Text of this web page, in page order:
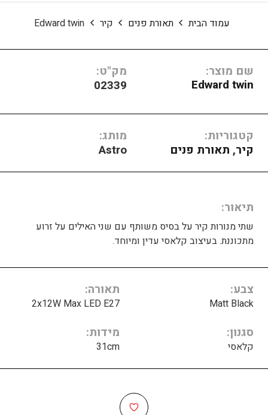
עמוד הבית תאורת פנים קיר Edward twin
שם מוצר:
Edward twin
מק"ט:
02339
קטגוריות:
קיר, תאורת פנים
מותג:
Astro
תיאור
שתי מנורות קיר על בסיס משותף עם שני האילים על זרוע
מתכוננת. בעיצוב קלאסי עדין ומיוחד.
צבע
Matt Black
תאורה
2x12W Max LED E27
סגנון
קלאסי
מידות
31cm